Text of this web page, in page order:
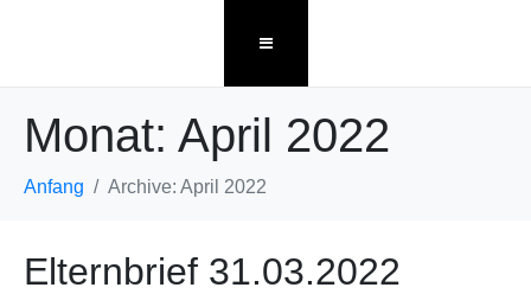
Monat: April 2022
Anfang Archive: April 2022
Elternbrief 31.03.2022